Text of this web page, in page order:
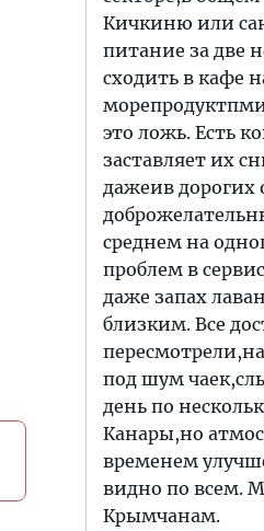
Кичкиню или
питание за две
сходить в кафе
это ложь. Есть
заставляет их
дажеив дорогих
среднем на
проблем в
даже запах
близким. Все
под шум
день по
Канары,но
временем
видно по всем.
Крымчанам.